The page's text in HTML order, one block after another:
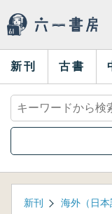
新刊 古書
新刊 海外（日本